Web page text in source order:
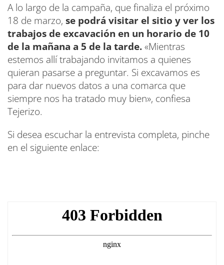
A lo largo de la campaña, que finaliza el próximo
18 de marzo, se podrá visitar el sitio y ver los
trabajos de excavación en un horario de 10
de la mañana a 5 de la tarde.«Mientras
estemos allí trabajando invitamos a quienes
quieran pasarse a preguntar. Si excavamos es
para dar nuevos datos a una comarca que
siempre nos ha tratado muy bien», confiesa
Tejerizo.
Si desea escuchar la entrevista completa, pinche
en el siguiente enlace: